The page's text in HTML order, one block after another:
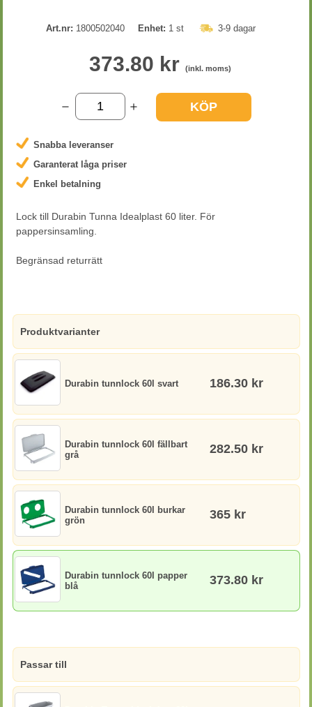
Art.nr: 1800502040 Enhet: 1 st 3-9 dagar
373.80 kr (inkl. moms)
KÖP
Snabba leveranser
Garanterat låga priser
Enkel betalning
Lock till Durabin Tunna Idealplast 60 liter. För
pappersinsamling.
Begränsad returrätt
Produktvarianter
Durabin tunnlock 60l svart 186.30 kr
Durabin tunnlock 60l fällbart
grå
282.50 kr
Durabin tunnlock 60l burkar
grön
365 kr
Durabin tunnlock 60l papper
blå
373.80 kr
Passar till